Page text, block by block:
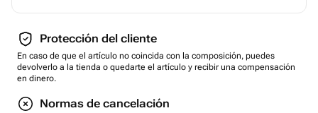
Protección del cliente
En caso de que el artículo no coincida con la composición, puedes
devolverlo a la tienda o quedarte el artículo y recibir una compensación
en dinero.
Normas de cancelación